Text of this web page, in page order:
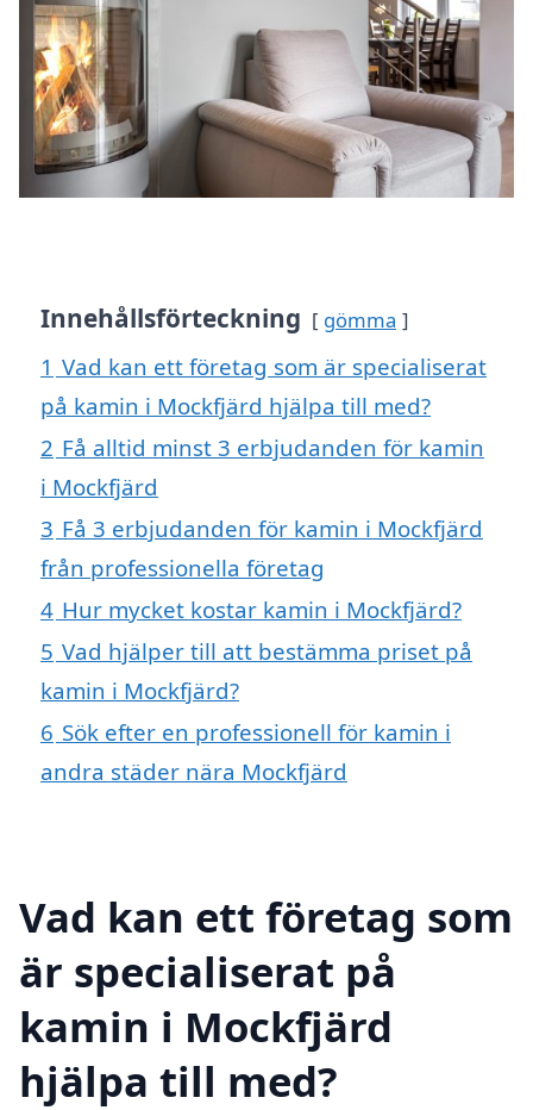
Innehållsförteckning gömma
1 Vad kan ett företag som är specialiserat
på kamin i Mockfjärd hjälpa till med?
2 Få alltid minst 3 erbjudanden för kamin
i Mockfjärd
3 Få 3 erbjudanden för kamin i Mockfjärd
från professionella företag
4 Hur mycket kostar kamin i Mockfjärd?
5 Vad hjälper till att bestämma priset på
kamin i Mockfjärd?
6 Sök efter en professionell för kamin i
andra städer nära Mockfjärd
Vad kan ett företag som
är specialiserat på
kamin i Mockfjärd
hjälpa till med?